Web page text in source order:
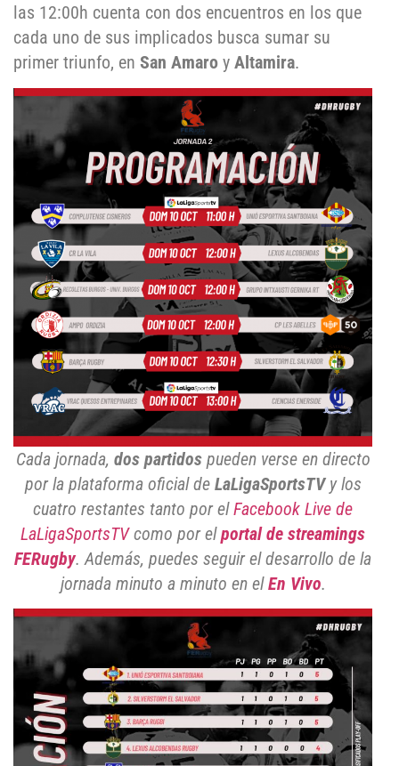
las 12:00h cuenta con dos encuentros en los que
cada uno de sus implicados busca sumar su
primer triunfo, en San Amaro y Altamira.
Cada jornada, dos partidospueden verse en directo
por la plataforma oficial de LaLigaSportsTVy los
cuatro restantes tanto por elFacebook Live de
LaLigaSportsTVcomo por elportal de streamings
FERugby. Además, puedes seguir el desarrollo de la
jornada minuto a minuto en elEn Vivo.